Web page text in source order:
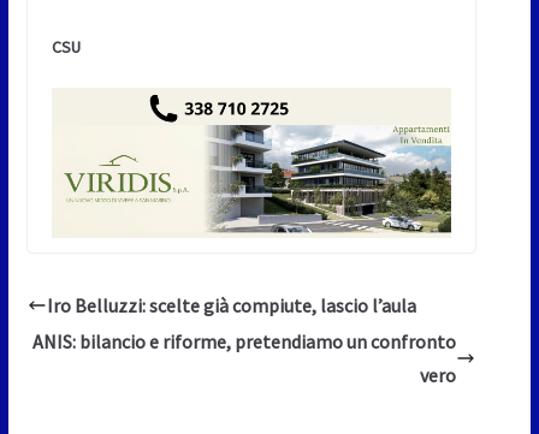
CSU
Iro Belluzzi: scelte già compiute, lascio l’aula
ANIS: bilancio e riforme, pretendiamo un confronto
vero